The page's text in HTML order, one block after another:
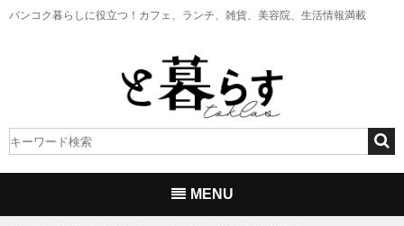
バンコク暮らしに役立つ！ カフェ、ランチ、雑貨、美容院、生活情報満載
MENU